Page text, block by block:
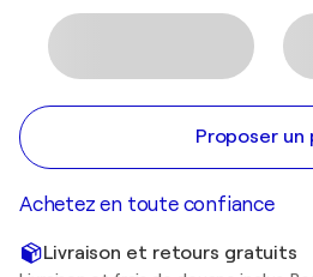
Proposer un
Achetez en toute confiance
Livraison et retours gratuits